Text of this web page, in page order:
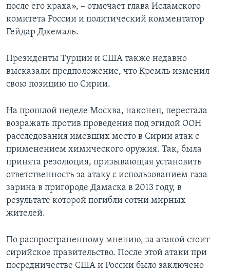
после его краха», – отмечает глава Исламского
комитета России и политический комментатор
Гейдар Джемаль.
Президенты Турции и США также недавно
высказали предположение, что Кремль изменил
свою позицию по Сирии.
На прошлой неделе Москва, наконец, перестала
возражать против проведения под эгидой ООН
расследования имевших место в Сирии атак с
применением химического оружия. Так, была
принята резолюция, призывающая установить
ответственность за атаку с использованием газа
зарина в пригороде Дамаска в 2013 году, в
результате которой погибли сотни мирных
жителей.
По распространенному мнению, за атакой стоит
сирийское правительство. После этой атаки при
посредничестве США и России было заключено